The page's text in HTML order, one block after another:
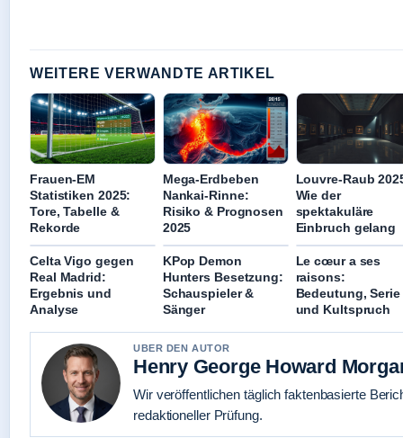
WEITERE VERWANDTE ARTIKEL
Frauen-EM
Statistiken 2025:
Tore, Tabelle &
Rekorde
Mega-Erdbeben
Nankai-Rinne:
Risiko & Prognosen
2025
Louvre-Raub
Wie der
spektakuläre
Einbruch gelang
Celta Vigo gegen
Real Madrid:
Ergebnis und
Analyse
KPop Demon
Hunters Besetzung:
Schauspieler &
Sänger
Le cœur a ses
raisons:
Bedeutung, Serie
und Kultspruch
UBER DEN AUTOR
Henry George Howard
Wir veröffentlichen täglich faktenbasierte
redaktioneller Prüfung.